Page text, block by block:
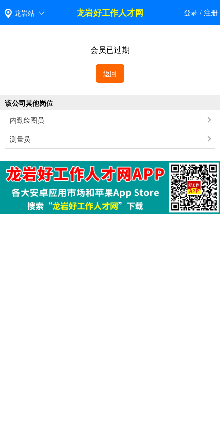
龙岩站 龙岩好工作人才网 登录 / 注册
会员已过期
返回
该公司其他岗位
内勤绘图员
测量员